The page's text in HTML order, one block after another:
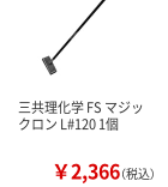
三共理化学 FS マジッ
クロン L#120 1個
￥2,366（税込）